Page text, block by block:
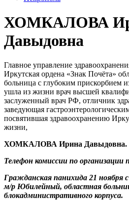
ХОМКАЛОВА
Давыдовна
Главное управление
Иркутская ордена «Знак Почёта»
больница с глубоким прискорбием
ушла из жизни врач высшей
заслуженный врач РФ, отличник
заведующая
посвятившая здравоохранению
жизни,
ХОМКАЛОВА Ирина Давыдовна.
Телефон комиссии по организации
Гражданская панихида 21 ноября с
м/р Юбилейный, областная
блокадминистративного корпуса.